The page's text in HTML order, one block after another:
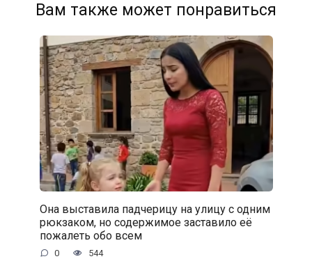
Вам также может понравиться
Она выставила падчерицу на улицу с одним
рюкзаком, но содержимое заставило её
пожалеть обо всем
0 544